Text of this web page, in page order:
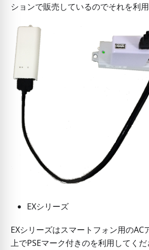
ションで販売しているのでそれを利用
EXシリーズ
EXシリーズはスマートフォン用のAC
上でPSEマーク付きのを利用してくだ